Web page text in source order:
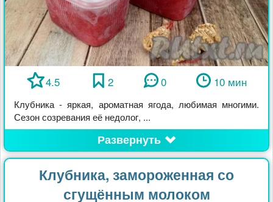
4.5 2 0 10 мин
Клубника - яркая, ароматная ягода, любимая многими.
Сезон созревания её недолог, ...
Развернуть
Клубника, замороженная со
сгущённым молоком